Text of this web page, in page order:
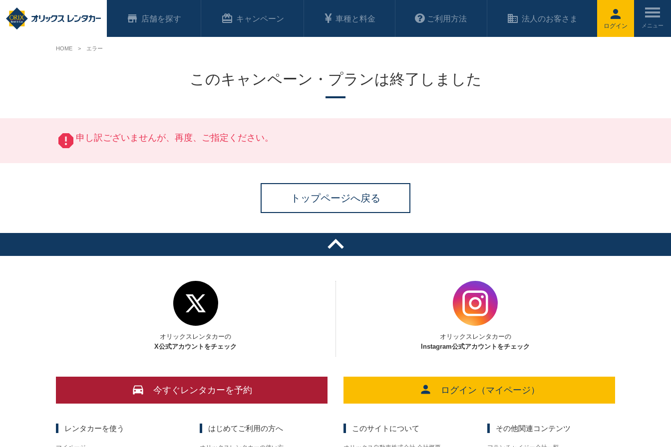
ログイン
店舗 キャンペーン 車種と料金 ご利用方法 法人のお客さま
このキャンペーン・プランは終了しました
申し訳ございませんが、再度、ご指定ください。
トップページへ戻る
HOME エラー
オリックスレンタカーの
X公式アカウントをチェック
オリックスレンタカーの
Instagram公式アカウントをチェック
今すぐレンタカーを予約 ログイン（マイページ）
レンタカーを使う はじめてご利用の方へ このサイトについて その他関連コンテンツ